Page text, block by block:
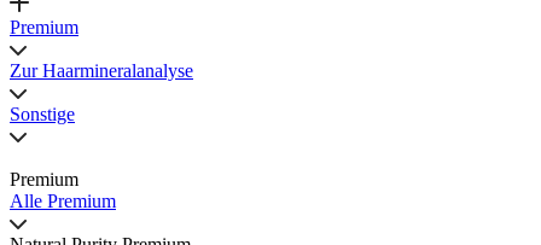
Premium
Zur Haarmineralanalyse
Sonstige
Premium
Alle Premium